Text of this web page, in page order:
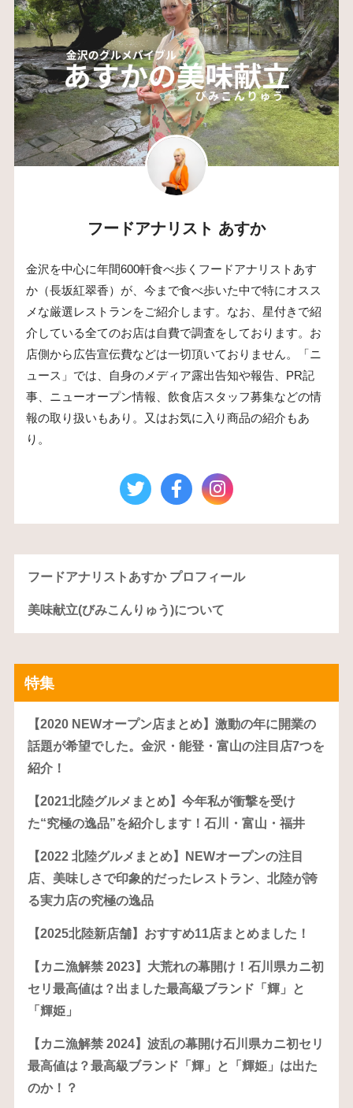
フードアナリスト あすか
金沢を中心に年間600軒食べ歩くフードアナリストあす
か（長坂紅翠香）が、今まで食べ歩いた中で特にオスス
メな厳選レストランをご紹介します。なお、星付きで紹
介している全てのお店は自費で調査をしております。お
店側から広告宣伝費などは一切頂いておりません。「ニ
ュース」では、自身のメディア露出告知や報告、PR記
事、ニューオープン情報、飲食店スタッフ募集などの情
報の取り扱いもあり。又はお気に入り商品の紹介もあ
り。
フードアナリストあすか プロフィール
美味献立(びみこんりゅう)について
特集
【2020 NEWオープン店まとめ】激動の年に開業の
話題が希望でした。金沢・能登・富山の注目店7つを
紹介！
【2021北陸グルメまとめ】今年私が衝撃を受け
た“究極の逸品”を紹介します！石川・富山・福井
【2022 北陸グルメまとめ】NEWオープンの注目
店、美味しさで印象的だったレストラン、北陸が誇
る実力店の究極の逸品
【2025北陸新店舗】おすすめ11店まとめました！
【カニ漁解禁 2023】大荒れの幕開け！石川県カニ初
セリ最高値は？出ました最高級ブランド「輝」と
「輝姫」
【カニ漁解禁 2024】波乱の幕開け石川県カニ初セリ
最高値は？最高級ブランド「輝」と「輝姫」は出た
のか！？